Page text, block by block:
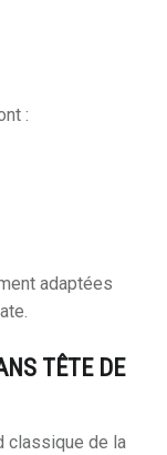
:
adaptées
TÊTE DE
classique de la